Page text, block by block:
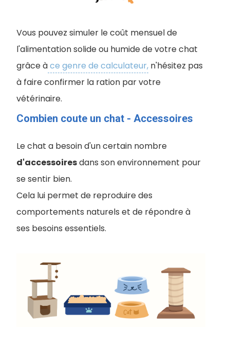
Vous pouvez simuler le coût mensuel de
l'alimentation solide ou humide de votre chat
grâce àce genre de calculateur, n'hésitez pas
à faire confirmer la ration par votre
vétérinaire.
Combien coute un chat - Accessoires
Le chat a besoin d'un certain nombre
d'accessoiresdans son environnement pour
se sentir bien.
Cela lui permet de reproduire des
comportements naturels et de répondre à
ses besoins essentiels.